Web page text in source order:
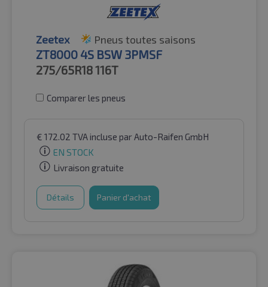
Zeetex Pneus toutes saisons
ZT8000 4S BSW 3PMSF
275/65R18116T
Comparer les pneus
€ 172.02 TVA incluse par Auto-Raifen GmbH
EN STOCK
Livraison gratuite
Détails Panier d'achat